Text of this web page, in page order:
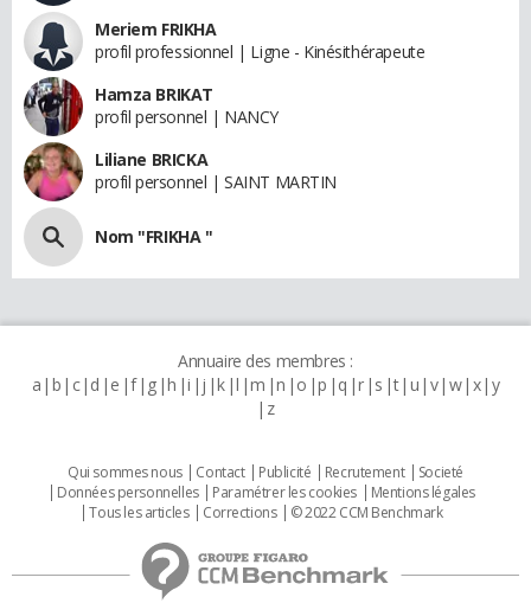
Meriem FRIKHA
profil professionnel | Ligne - Kinésithérapeute
Hamza BRIKAT
profil personnel | NANCY
Liliane BRICKA
profil personnel | SAINT MARTIN
Nom "FRIKHA "
Annuaire des membres :
a b c d e f g h i j k l m n o p q r s t u v w x y
z
Qui sommes nous Contact Publicité Recrutement
Societé
Données personnelles
Paramétrer les cookies
Mentions légales
Tous les articles
Corrections © 2022 CCM Benchmark